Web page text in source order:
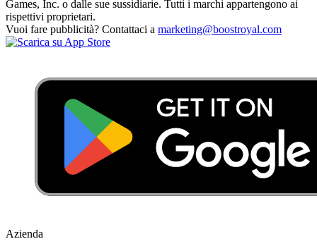
Games, Inc. o dalle sue sussidiarie. Tutti i marchi appartengono ai
rispettivi proprietari.
Vuoi fare pubblicità? Contattaci a marketing@boostroyal.com
Azienda